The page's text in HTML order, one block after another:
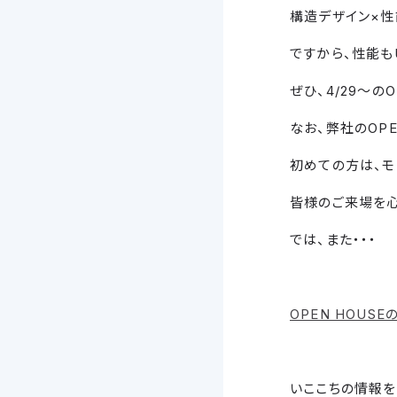
構造デザイン×性
ですから、性能
ぜひ、4/29～の
なお、弊社の
初めての方は、
皆様のご来場を
では、また・・・
OPEN HOUSE
いここちの情報